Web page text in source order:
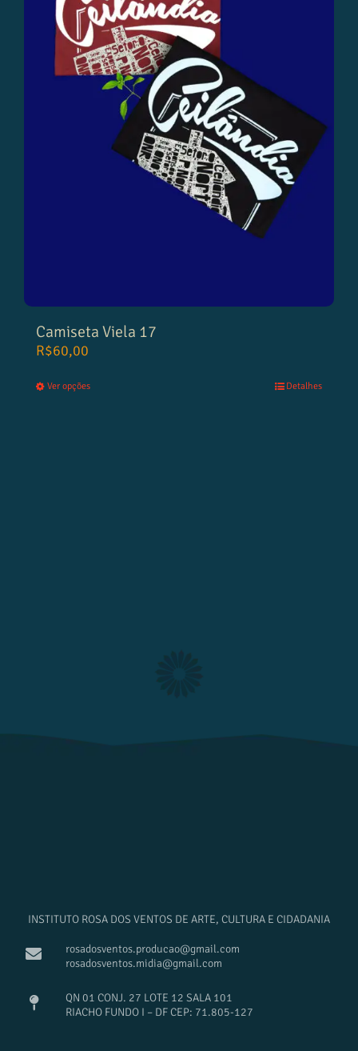
Camiseta Viela 17
R$60,00
Ver opções Detalhes
INSTITUTO ROSA DOS VENTOS DE ARTE, CULTURA E CIDADANIA
rosadosventos.producao@gmail.com
rosadosventos.midia@gmail.com
QN 01 CONJ. 27 LOTE 12 SALA 101
RIACHO FUNDO I – DF CEP: 71.805-127